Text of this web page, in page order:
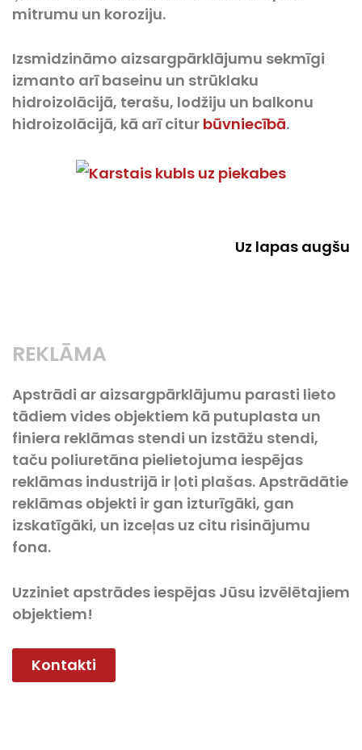
mitrumu un koroziju.
Izsmidzināmo aizsargpārklājumu sekmīgi
izmanto arī baseinu un strūklaku
hidroizolācijā, terašu, lodžiju un balkonu
hidroizolācijā, kā arī citur būvniecībā.
Uz lapas augšu
REKLĀMA
Apstrādi ar aizsargpārklājumu parasti lieto
tādiem vides objektiem kā putuplasta un
finiera reklāmas stendi un izstāžu stendi,
taču poliuretāna pielietojuma iespējas
reklāmas industrijā ir ļoti plašas. Apstrādātie
reklāmas objekti ir gan izturīgāki, gan
izskatīgāki, un izceļas uz citu risinājumu
fona.
Uzziniet apstrādes iespējas Jūsu izvēlētajiem
objektiem!
Kontakti